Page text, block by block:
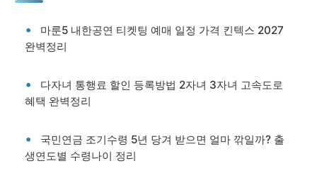
마룬5 내한공연 티켓팅 예매 일정 가격 킨텍스 2027
완벽정리
다자녀 통행료 할인 등록방법 2자녀 3자녀 고속도로
혜택 완벽정리
국민연금 조기수령 5년 당겨 받으면 얼마 깎일까? 출
생연도별 수령나이 정리